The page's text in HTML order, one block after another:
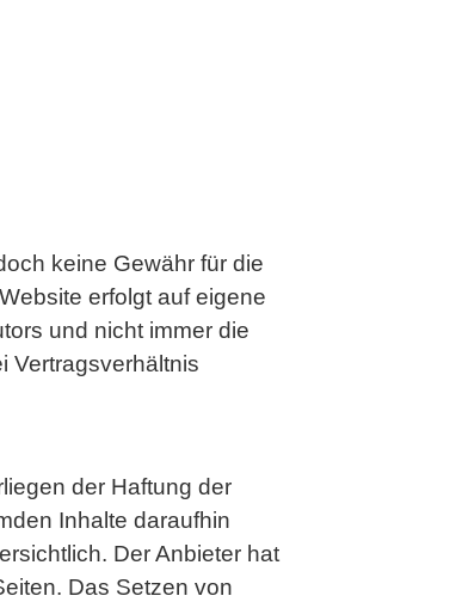
keine Gewähr für die
erfolgt auf eigene
und nicht immer die
Vertragsverhältnis
der Haftung der
Inhalte daraufhin
Der Anbieter hat
Das Setzen von